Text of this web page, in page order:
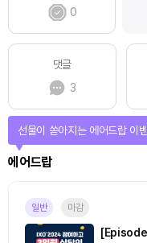
0
댓글
3
에어드랍
선물이 쏟아지는 에어드랍 이
일반 마감
[Episode